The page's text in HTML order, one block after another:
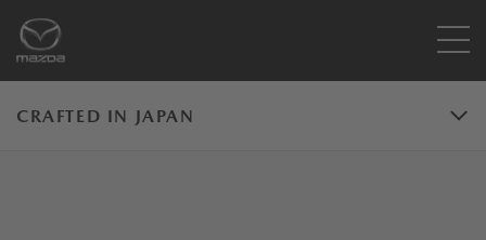
CRAFTED IN JAPAN